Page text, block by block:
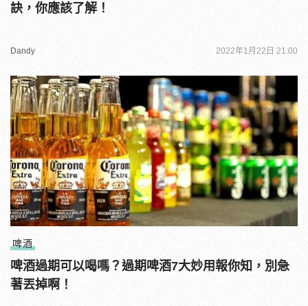
訣，你應該了解！
Dandy 2022年1月22日 21:00
啤酒
啤酒過期可以喝嗎？過期啤酒7大妙用報你知，別急
著丟掉啊！